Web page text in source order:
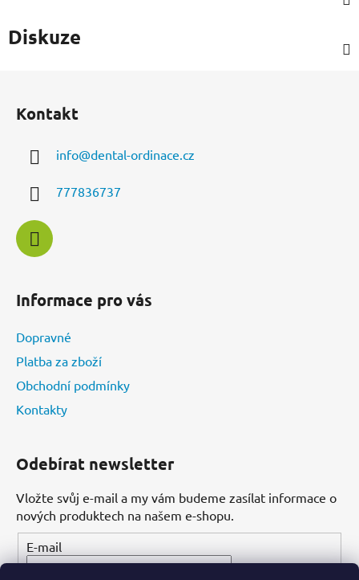
Diskuze
Kontakt
info@dental-ordinace.cz
777836737
Informace pro vás
Dopravné
Platba za zboží
Obchodní podmínky
Kontakty
Odebírat newsletter
Vložte svůj e-mail a my vám budeme zasílat informace o
nových produktech na našem e-shopu.
E-mail